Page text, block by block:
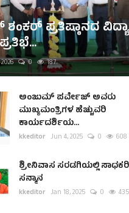
ಪ್ರತಿಷ್ಠಾನದ
0 187
ಅಂಜುಮ್ ಪರ್ವೇಜ್ ಅವರು
ಮುಖ್ಯಮಂತ್ರಿಗಳ ಹೆಚ್ಚುವರಿ
ಕಾರ್ಯದರ್ಶಿಯ...
kkeditor Jun 4, 2025 0 608
ಶ್ರೀನಿವಾಸ ಸರಡಗಿಯಲ್ಲಿ
ಸನ್ಮಾನ
kkeditor Jan 18, 2025 0 435